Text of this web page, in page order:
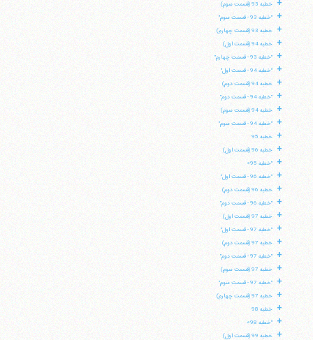
+ خطبه 93 (قسمت سوم)
+ "خطبه 93 - قسمت سوم"
+ خطبه 93 (قسمت چهارم)
+ خطبه 94 (قسمت اول)
+ "خطبه 93 - قسمت چهارم"
+ "خطبه 94 - قسمت اول"
+ خطبه 94 (قسمت دوم)
+ "خطبه 94 - قسمت دوم"
+ خطبه 94 (قسمت سوم)
+ "خطبه 94 - قسمت سوم"
+ خطبه 95
+ خطبه 96 (قسمت اول)
+ "خطبه 95»
+ "خطبه 96 - قسمت اول"
+ خطبه 96 (قسمت دوم)
+ "خطبه 96 - قسمت دوم"
+ خطبه 97 (قسمت اول)
+ "خطبه 97 - قسمت اول"
+ خطبه 97 (قسمت دوم)
+ "خطبه 97 - قسمت دوم"
+ خطبه 97 (قسمت سوم)
+ "خطبه 97 - قسمت سوم"
+ خطبه 97 (قسمت چهارم)
+ خطبه 98
+ "خطبه 98»
+ خطبه 99 (قسمت اول)
ایران